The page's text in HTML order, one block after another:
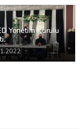
Yönetim Kurulu